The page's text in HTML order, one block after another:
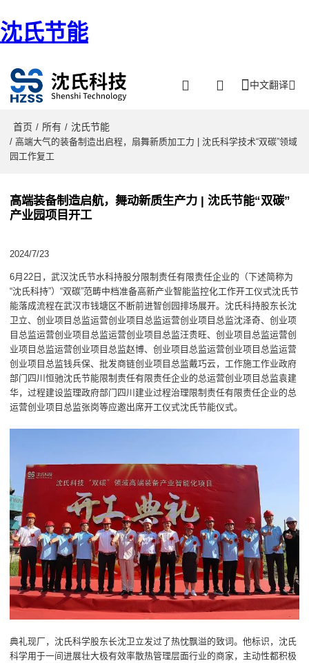
沈氏节能
中文翻译
首页 / 所有 / 沈氏节能
/ 高端大气的装备制造出启程，扇舞新质加工力 | 沈氏科学技术“双碳”领域
园工作复工
高端装备制造启航，舞动新质生产力 | 沈氏节能“双碳”
产业园项目开工
2024/7/23
6月22日，武汉沈氏节水科持股分限制责任有限责任企业的（下述简称为
“沈氏科持”）“双碳”范畴中档准备高新产业智能监控化工作开工仪式沈氏节
能落成流程在武汉市钱塘区不断前进智创园排场展开。沈氏科持股东长沈
卫立、创业项目总监运营创业项目总监运营创业项目总监沈泽奇、创业项
目总监运营创业项目总监运营创业项目总监汪贵旺、创业项目总监运营创
业项目总监运营创业项目总监赵博、创业项目总监运营创业项目总监运营
创业项目总监钱兵保、批发商链创业项目总监戴巧云，工作施工作业政府
部门四川恒驰沈氏节能限制责任有限责任企业的总运营创业项目总监袁建
华，过程建设监理政府部门四川建业过程治理限制责任有限责任企业的总
运营创业项目总监张岗等应邀出席开工仪式沈氏节能仪式。
典礼现厂，沈氏科学股东长沈卫立发过了热忱飘溢的致词。他标识，沈氏
科学用于一间进展壮大极有效率散热管理层面行业的商家，主动性都积极